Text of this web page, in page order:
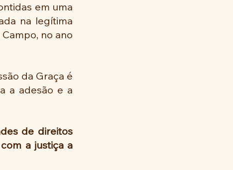
em uma
na legítima
no ano
da Graça é
a adesão e a
de direitos
a justiça a